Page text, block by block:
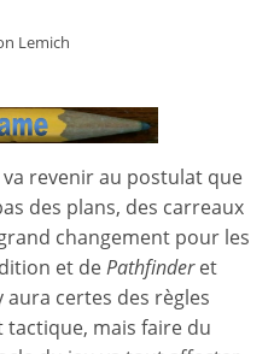
Lemich
revenir au postulat que
des plans, des carreaux
changement pour les
et dePathfinderet
certes des règles
mais faire du